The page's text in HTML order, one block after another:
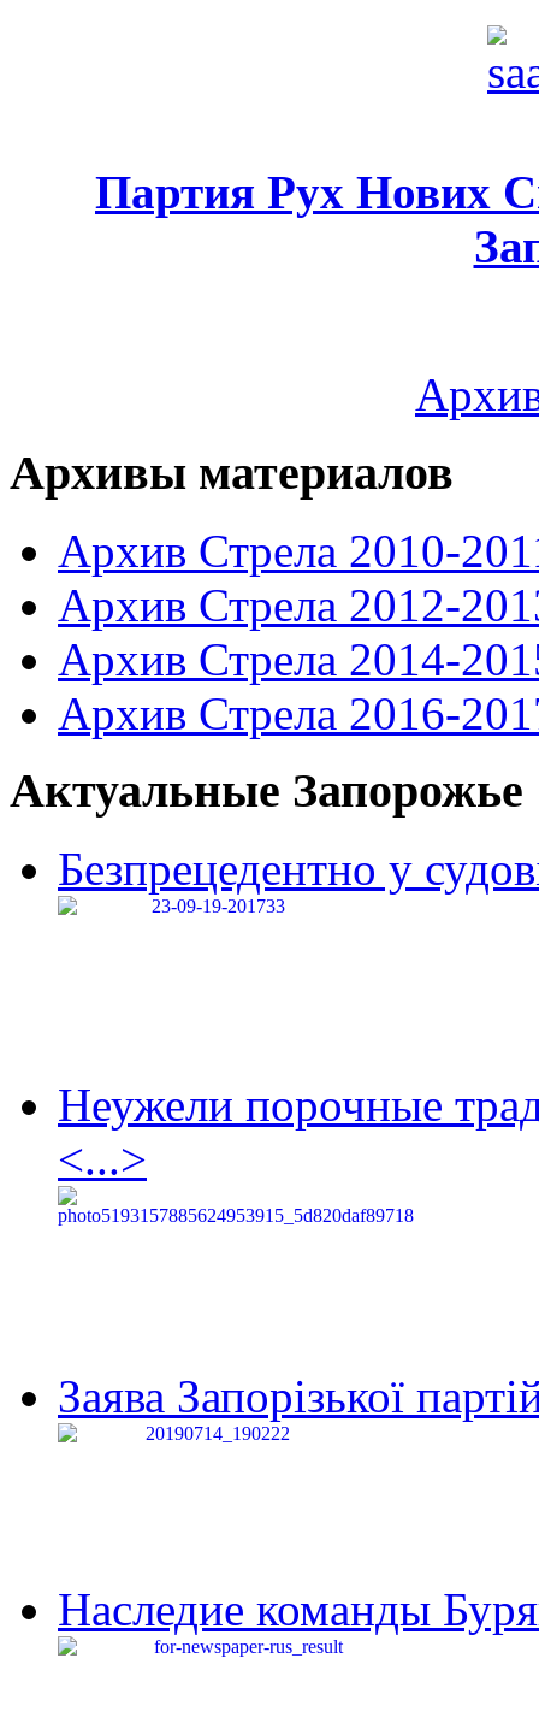
Партия Рух Нових
Архивы материалов
Архив Стрела 2010-
Архив Стрела 2012-
Архив Стрела 2014-
Архив Стрела 2016-
Актуальные Запорожье
Безпрецедентно у
Неужели порочные
<...>
Заява Запорізької
Наследие команды